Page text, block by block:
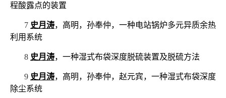
程酸露点的装置
7 史月涛，高明，孙奉仲，一种电站锅炉多元异质余热
利用系统
8 史月涛，一种湿式布袋深度脱硫装置及脱硫方法
9 史月涛，高明，孙奉仲，赵元宾，一种湿式布袋深度
除尘系统